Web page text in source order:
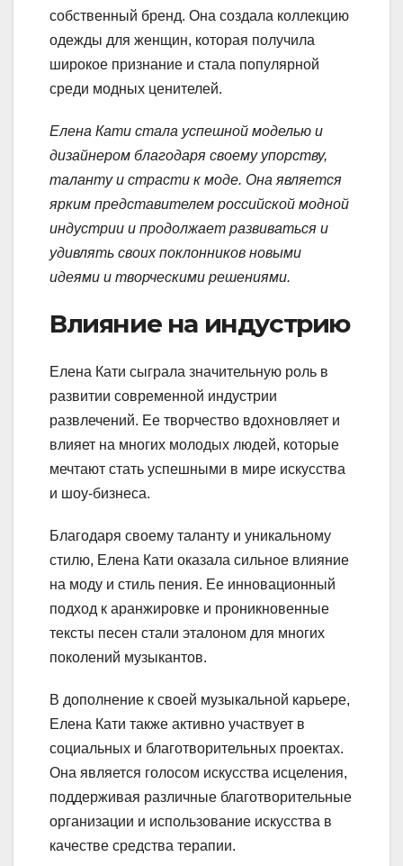
собственный бренд. Она создала коллекцию
одежды для женщин, которая получила
широкое признание и стала популярной
среди модных ценителей.
Елена Кати стала успешной моделью и
дизайнером благодаря своему упорству,
таланту и страсти к моде. Она является
ярким представителем российской модной
индустрии и продолжает развиваться и
удивлять своих поклонников новыми
идеями и творческими решениями.
Влияние на индустрию
Елена Кати сыграла значительную роль в
развитии современной индустрии
развлечений. Ее творчество вдохновляет и
влияет на многих молодых людей, которые
мечтают стать успешными в мире искусства
и шоу-бизнеса.
Благодаря своему таланту и уникальному
стилю, Елена Кати оказала сильное влияние
на моду и стиль пения. Ее инновационный
подход к аранжировке и проникновенные
тексты песен стали эталоном для многих
поколений музыкантов.
В дополнение к своей музыкальной карьере,
Елена Кати также активно участвует в
социальных и благотворительных проектах.
Она является голосом искусства исцеления,
поддерживая различные благотворительные
организации и использование искусства в
качестве средства терапии.